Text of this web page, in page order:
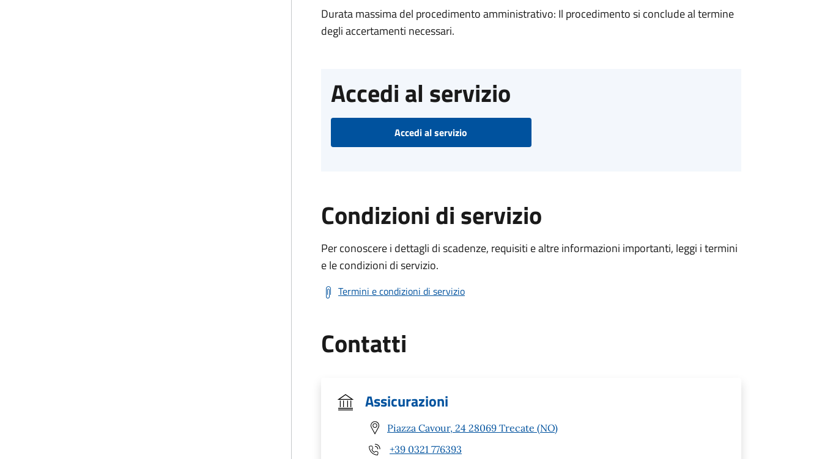
Durata massima del procedimento amministrativo: Il procedimento si conclude al termine
degli accertamenti necessari.
Accedi al servizio
Accedi al servizio
Condizioni di servizio
Per conoscere i dettagli di scadenze, requisiti e altre informazioni importanti, leggi i termini
e le condizioni di servizio.
Termini e condizioni di servizio
Contatti
Assicurazioni
Piazza Cavour, 24 28069 Trecate (NO)
+39 0321 776393